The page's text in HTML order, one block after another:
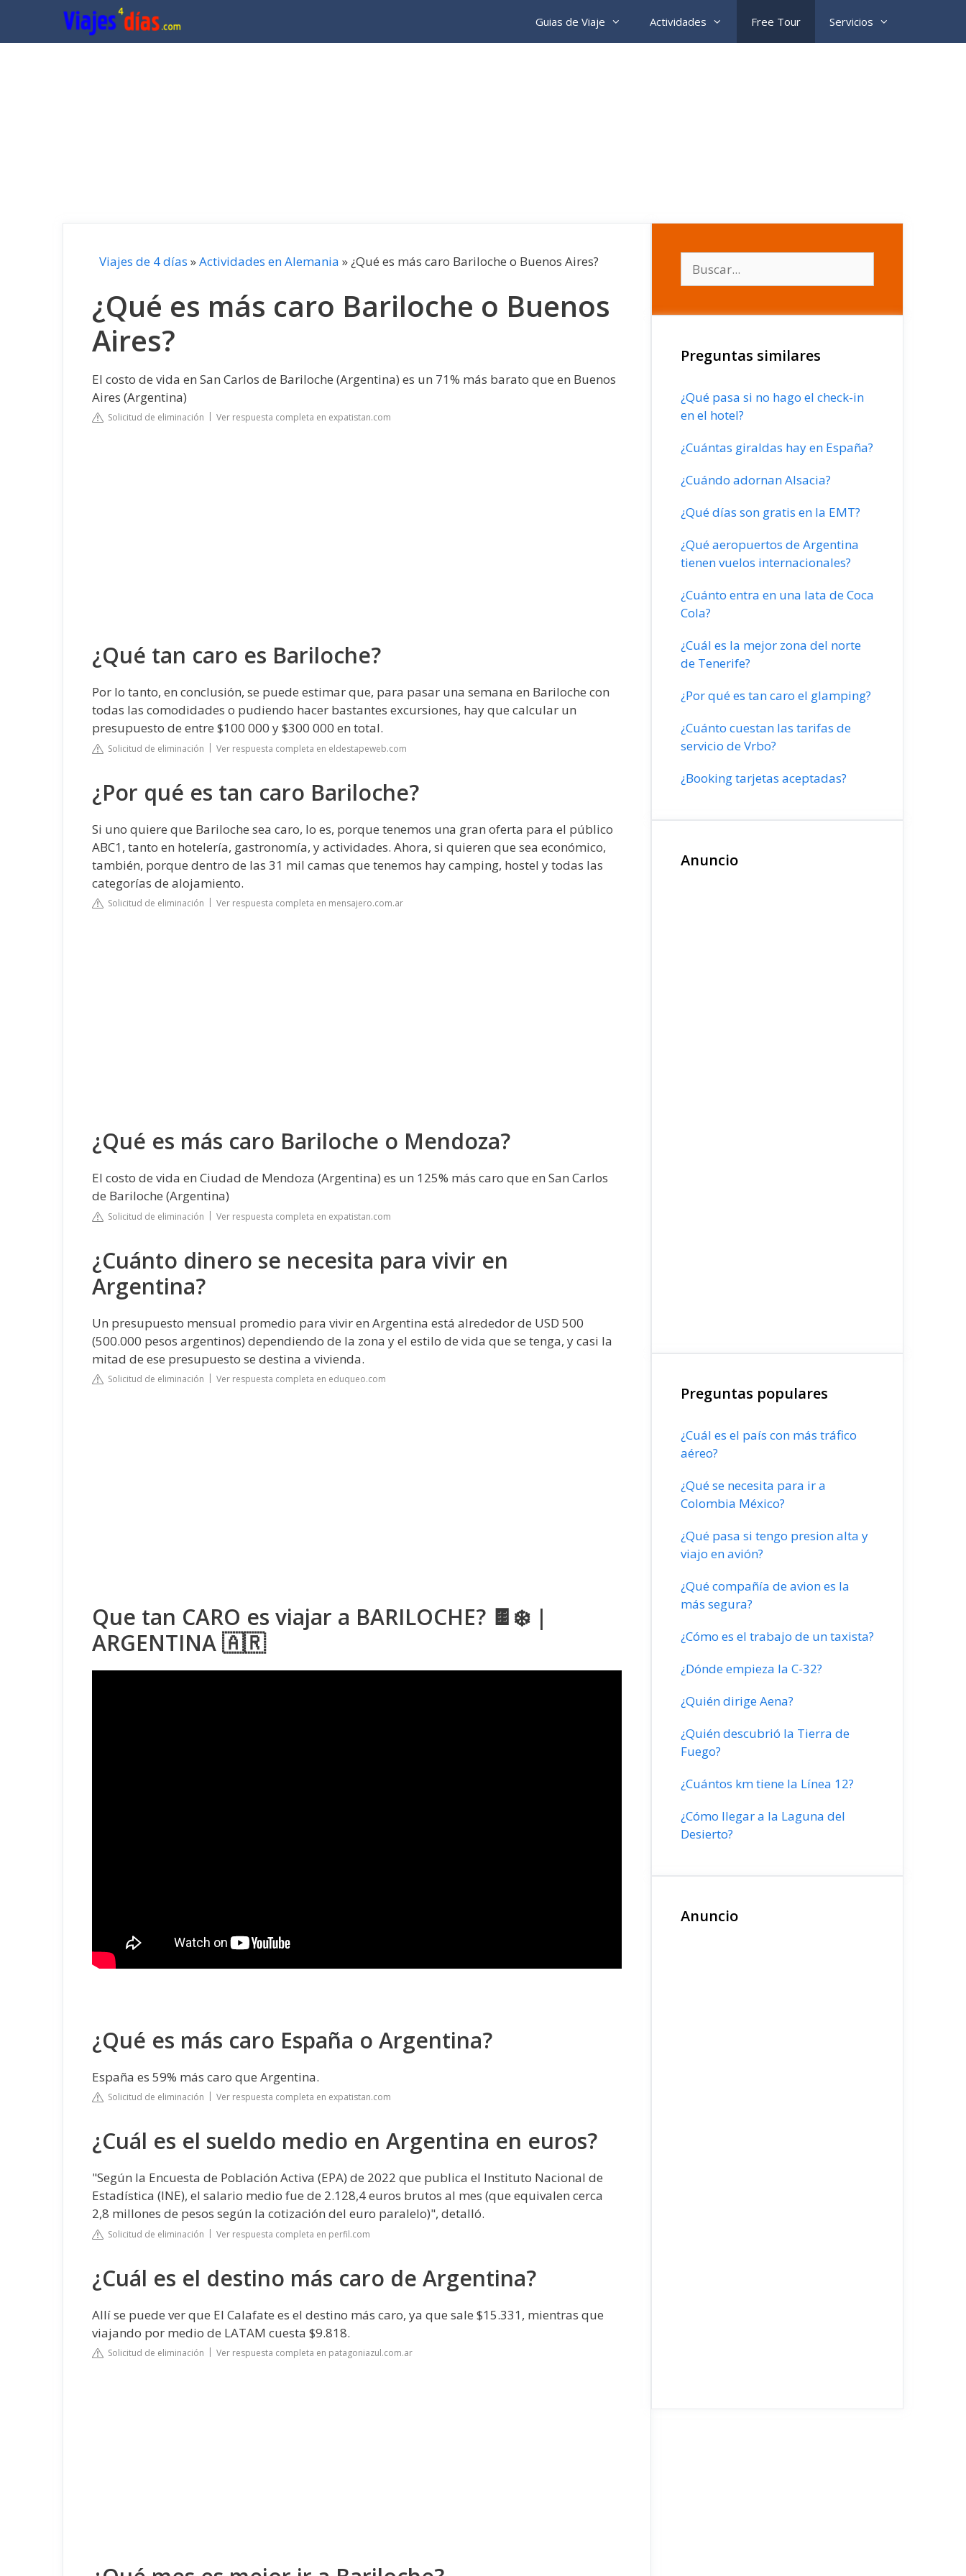
contenido
Guias de Viaje Actividades Free Tour Servicios
Viajes de 4 días »Actividades en Alemania »¿Qué es más caro Bariloche o Buenos Aires?
¿Qué es más caro Bariloche o Buenos
Aires?
El costo de vida en San Carlos de Bariloche (Argentina) es un 71% más barato que en Buenos
Aires (Argentina)
Solicitud de eliminación Ver respuesta completa en expatistan.com
¿Qué tan caro es Bariloche?
Por lo tanto, en conclusión, se puede estimar que, para pasar una semana en Bariloche con
todas las comodidades o pudiendo hacer bastantes excursiones, hay que calcular un
presupuesto de entre $100 000 y $300 000 en total.
Solicitud de eliminación Ver respuesta completa en eldestapeweb.com
¿Por qué es tan caro Bariloche?
Si uno quiere que Bariloche sea caro, lo es, porque tenemos una gran oferta para el público
ABC1, tanto en hotelería, gastronomía, y actividades. Ahora, si quieren que sea económico,
también, porque dentro de las 31 mil camas que tenemos hay camping, hostel y todas las
categorías de alojamiento.
Solicitud de eliminación Ver respuesta completa en mensajero.com.ar
¿Qué es más caro Bariloche o Mendoza?
El costo de vida en Ciudad de Mendoza (Argentina) es un 125% más caro que en San Carlos
de Bariloche (Argentina)
Solicitud de eliminación Ver respuesta completa en expatistan.com
¿Cuánto dinero se necesita para vivir en
Argentina?
Un presupuesto mensual promedio para vivir en Argentina está alrededor de USD 500
(500.000 pesos argentinos) dependiendo de la zona y el estilo de vida que se tenga, y casi la
mitad de ese presupuesto se destina a vivienda.
Solicitud de eliminación Ver respuesta completa en eduqueo.com
Que tan CARO es viajar a BARILOCHE? 🍫❄️ |
ARGENTINA 🇦🇷
¿Qué es más caro España o Argentina?
España es 59% más caro que Argentina.
Solicitud de eliminación Ver respuesta completa en expatistan.com
¿Cuál es el sueldo medio en Argentina en euros?
"Según la Encuesta de Población Activa (EPA) de 2022 que publica el Instituto Nacional de
Estadística (INE), el salario medio fue de 2.128,4 euros brutos al mes (que equivalen cerca
2,8 millones de pesos según la cotización del euro paralelo)", detalló.
Solicitud de eliminación Ver respuesta completa en perfil.com
¿Cuál es el destino más caro de Argentina?
Allí se puede ver que El Calafate es el destino más caro, ya que sale $15.331, mientras que
viajando por medio de LATAM cuesta $9.818.
Solicitud de eliminación Ver respuesta completa en patagoniazul.com.ar
Preguntas similares
¿Qué pasa si no hago el check-in
en el hotel?
¿Cuántas giraldas hay en España?
¿Cuándo adornan Alsacia?
¿Qué días son gratis en la EMT?
¿Qué aeropuertos de Argentina
tienen vuelos internacionales?
¿Cuánto entra en una lata de Coca
Cola?
¿Cuál es la mejor zona del norte
de Tenerife?
¿Por qué es tan caro el glamping?
¿Cuánto cuestan las tarifas de
servicio de Vrbo?
¿Booking tarjetas aceptadas?
Anuncio
Preguntas populares
¿Cuál es el país con más tráfico
aéreo?
¿Qué se necesita para ir a
Colombia México?
¿Qué pasa si tengo presion alta y
viajo en avión?
¿Qué compañía de avion es la
más segura?
¿Cómo es el trabajo de un taxista?
¿Dónde empieza la C-32?
¿Quién dirige Aena?
¿Quién descubrió la Tierra de
Fuego?
¿Cuántos km tiene la Línea 12?
¿Cómo llegar a la Laguna del
Desierto?
Anuncio